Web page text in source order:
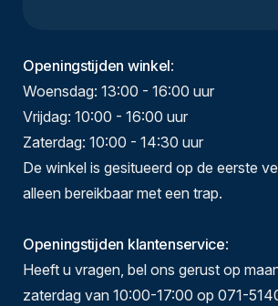
Openingstijden winkel:
Woensdag: 13:00 - 16:00 uur
Vrijdag: 10:00 - 16:00 uur
Zaterdag: 10:00 - 14:30 uur
De winkel is gesitueerd op de eerste
alleen bereikbaar met een trap.
Openingstijden klantenservice:
Heeft u vragen, bel ons gerust op
zaterdag van 10:00-17:00 op 071-